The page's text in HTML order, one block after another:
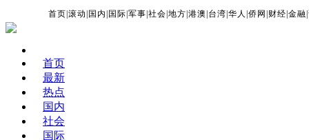
首页 |滚动 国内 国际 |军事 |社会 |地方 |港澳 台湾 |华人 |侨网 财经 |金融 |
首页
最新
热点
国内
社会
国际